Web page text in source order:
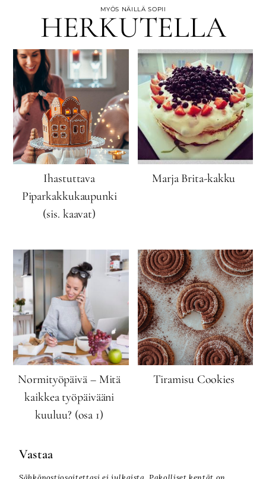
MYÖS NÄILLÄ SOPII
HERKUTELLA
Ihastuttava
Piparkakkukaupunki
(sis. kaavat)
Marja Brita-kakku
Normityöpäivä – Mitä
kaikkea työpäivääni
kuuluu? (osa 1)
Tiramisu Cookies
Vastaa